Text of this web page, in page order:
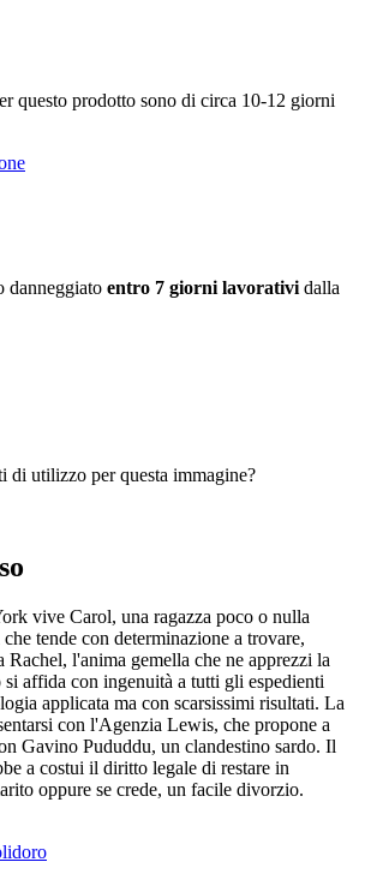
questo prodotto sono di circa 10-12 giorni
danneggiato entro 7 giorni lavorativi dalla
di utilizzo per questa immagine?
vive Carol, una ragazza poco o nulla
tende con determinazione a trovare,
Rachel, l'anima gemella che ne apprezzi la
affida con ingenuità a tutti gli espedienti
applicata ma con scarsissimi risultati. La
con l'Agenzia Lewis, che propone a
Gavino Pududdu, un clandestino sardo. Il
a costui il diritto legale di restare in
oppure se crede, un facile divorzio.